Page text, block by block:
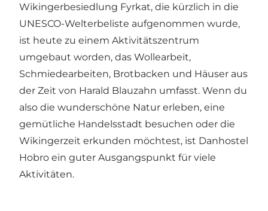
Wikingerbesiedlung Fyrkat, die kürzlich in die
UNESCO-Welterbeliste aufgenommen wurde,
ist heute zu einem Aktivitätszentrum
umgebaut worden, das Wollearbeit,
Schmiedearbeiten, Brotbacken und Häuser aus
der Zeit von Harald Blauzahn umfasst. Wenn du
also die wunderschöne Natur erleben, eine
gemütliche Handelsstadt besuchen oder die
Wikingerzeit erkunden möchtest, ist Danhostel
Hobro ein guter Ausgangspunkt für viele
Aktivitäten.